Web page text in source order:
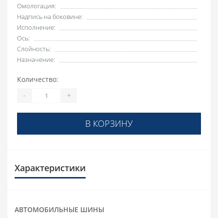
Омологация:
Надпись на боковине:
Исполнение:
Ось:
Слойность:
Назначение:
Количество:
- +
В КОРЗИНУ
Характеристики
АВТОМОБИЛЬНЫЕ ШИНЫ